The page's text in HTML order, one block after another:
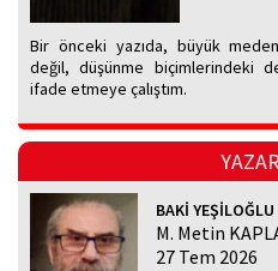
Bir önceki yazıda, büyük
değil, düşünme biçimlerindeki
ifade etmeye çalıştım.
BAKİ YEŞİLOĞLU
M. Metin
27 Tem 2026